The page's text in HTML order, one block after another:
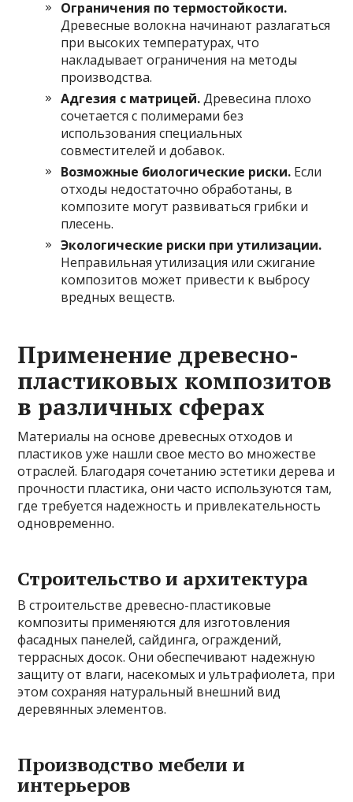
Ограничения по термостойкости.
Древесные волокна начинают разлагаться
при высоких температурах, что
накладывает ограничения на методы
производства.
Адгезия с матрицей.Древесина плохо
сочетается с полимерами без
использования специальных
совместителей и добавок.
Возможные биологические риски. Если
отходы недостаточно обработаны, в
композите могут развиваться грибки и
плесень.
Экологические риски при утилизации.
Неправильная утилизация или сжигание
композитов может привести к выбросу
вредных веществ.
Применение древесно-
пластиковых композитов
в различных сферах
Материалы на основе древесных отходов и
пластиков уже нашли свое место во множестве
отраслей. Благодаря сочетанию эстетики дерева и
прочности пластика, они часто используются там,
где требуется надежность и привлекательность
одновременно.
Строительство и архитектура
В строительстве древесно-пластиковые
композиты применяются для изготовления
фасадных панелей, сайдинга, ограждений,
террасных досок. Они обеспечивают надежную
защиту от влаги, насекомых и ультрафиолета, при
этом сохраняя натуральный внешний вид
деревянных элементов.
Производство мебели и
интерьеров